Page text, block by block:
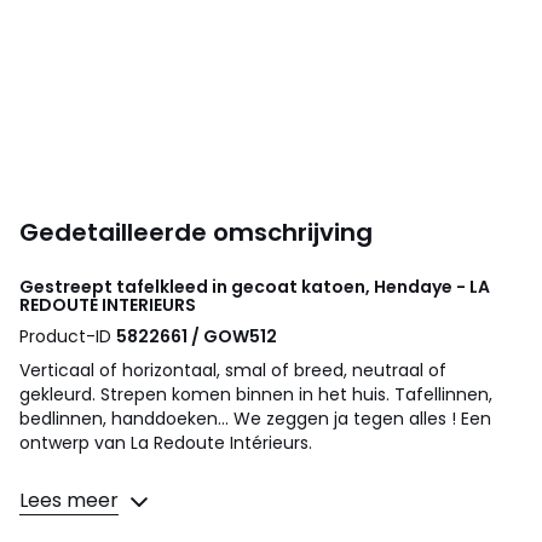
Gedetailleerde omschrijving
Gestreept tafelkleed in gecoat katoen, Hendaye - LA
REDOUTE INTERIEURS
Product-ID 5822661 / GOW512
Verticaal of horizontaal, smal of breed, neutraal of
gekleurd. Strepen komen binnen in het huis. Tafellinnen,
bedlinnen, handdoeken... We zeggen ja tegen alles ! Een
ontwerp van La Redoute Intérieurs.
Omschrijving
• 100% katoen
Lees meer